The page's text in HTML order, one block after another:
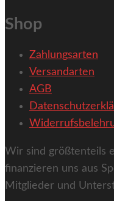
Shop
Zahlungsarten
Versandarten
AGB
Wir sind größtenteils
finanzieren uns aus
Mitglieder und